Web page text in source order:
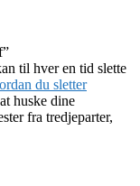
til hver en tid slette
du sletter
huske dine
fra tredjeparter,